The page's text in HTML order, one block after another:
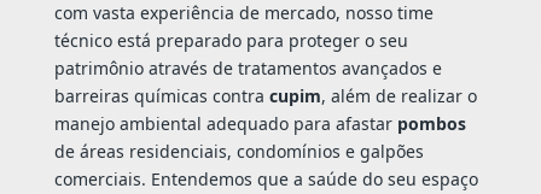
com vasta experiência de mercado, nosso time
técnico está preparado para proteger o seu
patrimônio através de tratamentos avançados e
barreiras químicas contra cupim, além de realizar o
manejo ambiental adequado para afastar pombos
de áreas residenciais, condomínios e galpões
comerciais. Entendemos que a saúde do seu espaço